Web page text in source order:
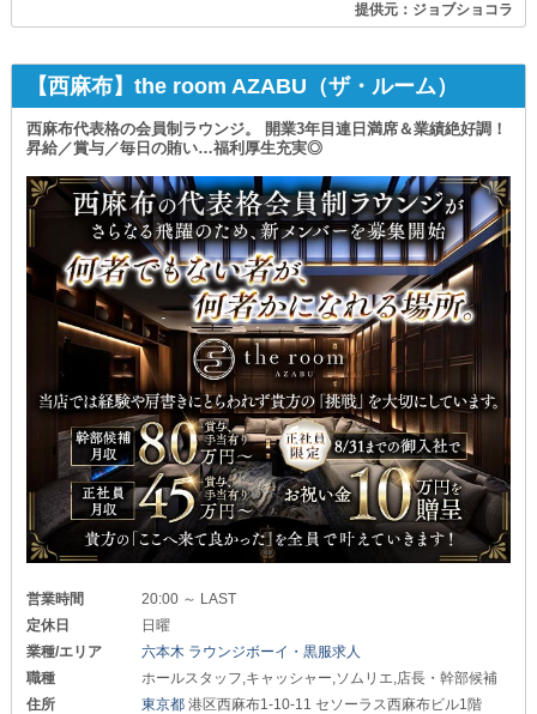
提供元：ジョブショコラ
【西麻布】the room AZABU（ザ・ルーム）
西麻布代表格の会員制ラウンジ。 開業3年目連日満席＆業績絶好調！
昇給／賞与／毎日の賄い…福利厚生充実◎
営業時間
20:00 ～ LAST
定休日
日曜
業種/エリア
六本木 ラウンジボーイ・黒服求人
職種
ホールスタッフ,キャッシャー,ソムリエ,店長・幹部候補
住所
東京都港区西麻布1-10-11 セソーラス西麻布ビル1階